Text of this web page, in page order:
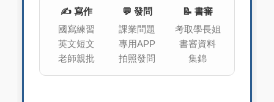
✍️ 寫作
國寫練習
英文短文
老師親批
💬 發問
課業問題
專用APP
拍照發問
📝 書審
考取學長姐
書審資料
集錦